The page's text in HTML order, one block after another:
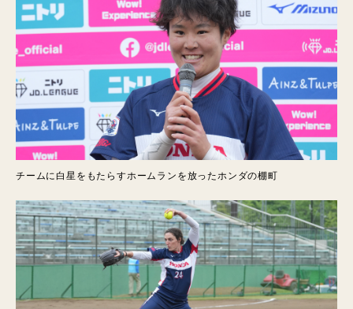
チームに白星をもたらすホームランを放ったホンダの棚町